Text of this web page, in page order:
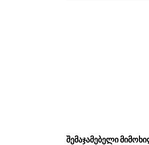
შემაჯამებელი